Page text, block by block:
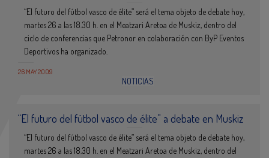
“El futuro del fútbol vasco de élite” será el tema objeto de debate hoy,
martes 26 a las 18.30 h. en el Meatzari Aretoa de Muskiz, dentro del
ciclo de conferencias que Petronor en colaboración con ByP Eventos
Deportivos ha organizado.
26 MAY 2009
NOTICIAS
“El futuro del fútbol vasco de élite” a debate en Muskiz
“El futuro del fútbol vasco de élite” será el tema objeto de debate hoy,
martes 26 a las 18.30 h. en el Meatzari Aretoa de Muskiz, dentro del